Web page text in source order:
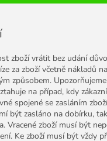
zboží vrátit bez udání
za zboží včetně nákladů
způsobem.
na případ, kdy
spojené se zasláním
být zasláno na dobírku,
Vracené zboží musí být
Ke zboží musí být vždy